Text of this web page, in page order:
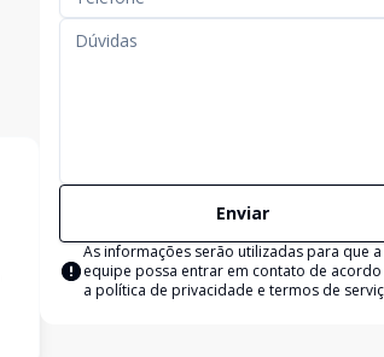
Enviar
As informações serão utilizadas para que a
equipe possa entrar em contato de acordo
a política de privacidade e termos de